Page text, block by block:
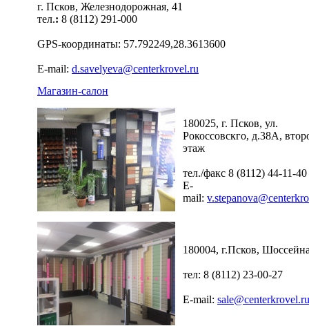
г. Псков, Железнодорожная, 41
тел.: 8 (8112) 291-000
GPS-координаты: 57.792249,28.3613600
E-mail: d.savelyeva@centerkrovel.ru
Магазин-салон
180025, г. Псков, ул.
Рокоссовскго, д.38А,
этаж
тел./факс 8 (8112) 44-11-40
E-
mail:
180004, г.Псков,
тел: 8 (8112) 23-00-27
E-mail: sale@centerkrovel.ru